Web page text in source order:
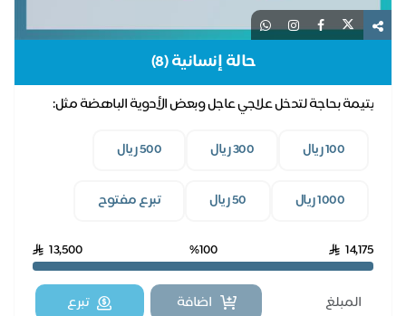
حالة إنسانية (8)
يتيمة بحاجة لتدخل علاجي عاجل وبعض الأدوية الباهضة مثل:
1000 ريال تبرع مفتوح
14,175
%100
13,500
اضافة تبرع